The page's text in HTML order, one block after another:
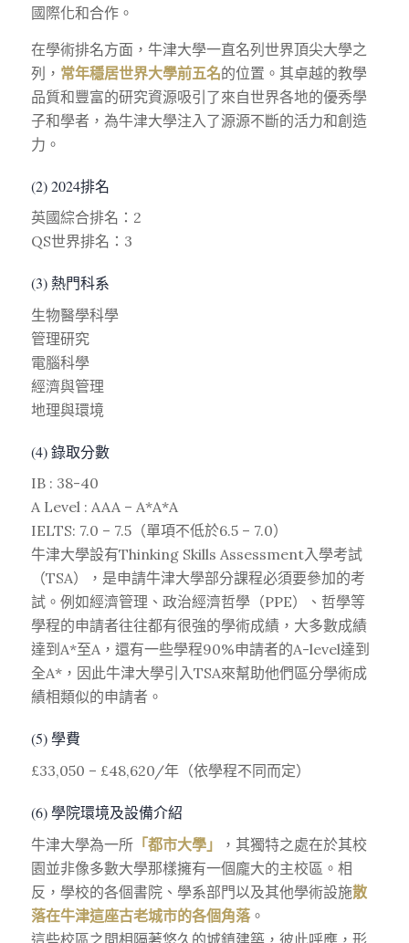
國際化和合作。
在學術排名方面，牛津大學一直名列世界頂尖大學之
列， 常年穩居世界大學前五名的位置。其卓越的教學
品質和豐富的研究資源吸引了來自世界各地的優秀學
子和學者，為牛津大學注入了源源不斷的活力和創造
力。
(2) 2024排名
英國綜合排名：2
QS世界排名：3
(3) 熱門科系
生物醫學科學
管理研究
電腦科學
經濟與管理
地理與環境
(4) 錄取分數
IB : 38-40
A Level : AAA – A*A*A
IELTS: 7.0 – 7.5（單項不低於6.5 – 7.0）
牛津大學設有Thinking Skills Assessment入學考試
（TSA），是申請牛津大學部分課程必須要參加的考
試。例如經濟管理、政治經濟哲學（PPE）、哲學等
學程的申請者往往都有很強的學術成績，大多數成績
達到A*至A，還有一些學程90%申請者的A-level達到
全A*，因此牛津大學引入TSA來幫助他們區分學術成
績相類似的申請者。
(5) 學費
£33,050 – £48,620/年（依學程不同而定）
(6) 學院環境及設備介紹
牛津大學為一所「都市大學」
，其獨特之處在於其校
園並非像多數大學那樣擁有一個龐大的主校區。相
反，學校的各個書院、學系部門以及其他學術設施散
落在牛津這座古老城市的各個角落。
這些校區之間相隔著悠久的城鎮建築，彼此呼應，形